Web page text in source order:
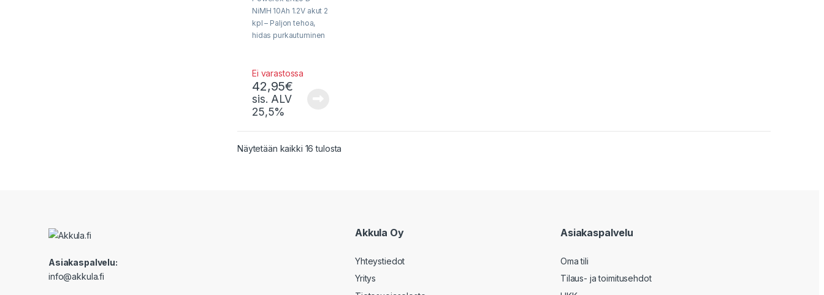
o
f
5
NiMH 10Ah 1.2V akut 2
kpl – Paljon tehoa,
hidas purkautuminen
Ei varastossa
42,95€
sis. ALV
25,5%
Näytetään kaikki 16 tulosta
Asiakaspalvelu:
info@akkula.fi
Akkula Oy
Yhteystiedot
Yritys
Asiakaspalvelu
Oma tili
Tilaus- ja toimitusehdot